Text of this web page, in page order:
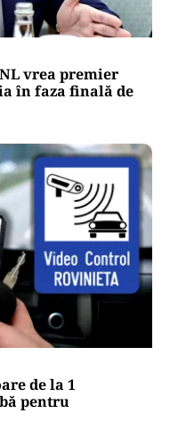
vrea premier
în faza finală de
de la 1
pentru